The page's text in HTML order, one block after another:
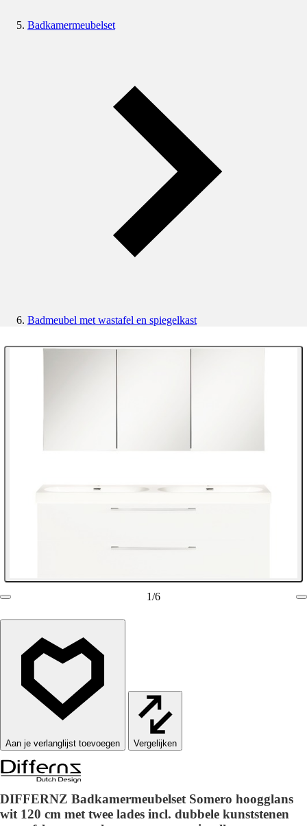
Badkamermeubelset
Badmeubel met wastafel en spiegelkast
1/6
Vergelijken
DIFFERNZ Badkamermeubelset Somero hoogglans
wit 120 cm met twee lades incl. dubbele kunststenen